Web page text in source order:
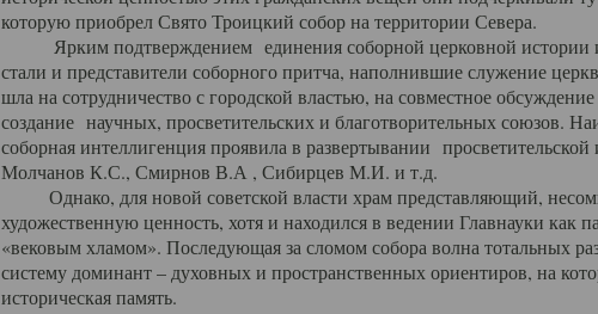
которую приобрел Свято Троицкий собор на территории Севера.
Ярким подтверждением единения соборной церковной истории
стали и представители соборного притча, наполнившие служение
шла на сотрудничество с городской властью, на совместное
создание научных, просветительских и благотворительных союзов.
соборная интеллигенция проявила в развертывании
Молчанов К.С., Смирнов В.А , Сибирцев М.И. и т.д.
Однако, для новой советской власти храм представляющий,
художественную ценность, хотя и находился в ведении Главнауки как
«вековым хламом». Последующая за сломом собора волна тотальных
систему доминант – духовных и пространственных ориентиров, на
историческая память.